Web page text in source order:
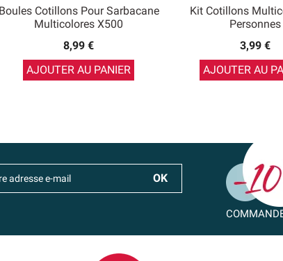
Boules Cotillons Pour Sarbacane
Multicolores X500
8,99 €
AJOUTER AU PANIER
Kit Cotillons
Personnes
3,99 €
AJOUTER AU